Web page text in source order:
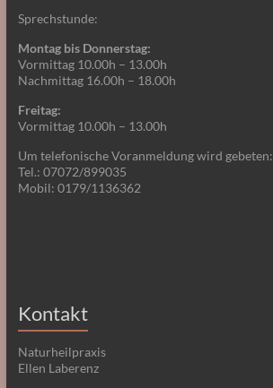
Sprechstunde:
Montag bis Donnerstag:
Vormittag 10.00h – 13.00h
Nachmittag 16.00h – 18.00h
Freitag:
Vormittag 10.00h – 13.00h
Um telefonische Voranmeldung wird gebeten:
Tel.: 07072/899035
Mobil: 0179/1136362
Kontakt
Naturheilpraxis
Ellen Laberenz